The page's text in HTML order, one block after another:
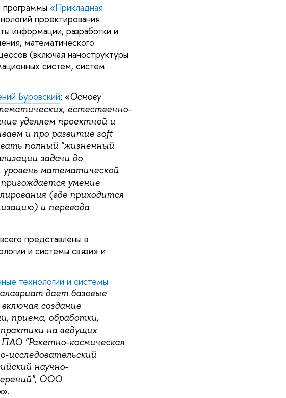
программы «Прикладная
проектирования
информации, разработки и
математического
(включая наноструктуры
систем, систем
Буровский: «Основу
естественно-
уделяем проектной и
и про развитие soft
полный "жизненный
задачи до
математической
умение
(где приходится
и перевода
представлены в
и системы связи» и
технологии и системы
дает базовые
создание
приема, обработки,
на ведущих
"Ракетно-космическая
исследовательский
научно-
ООО
».